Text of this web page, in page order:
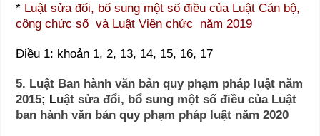
* Luật sửa đổi, bổ sung một số điều của Luật Cán bộ,
công chức số và Luật Viên chức
năm 2019
Điều 1: khoản 1, 2, 13, 14, 15, 16, 17
5. Luật Ban hành văn bản quy phạm pháp luật năm
2015; Luật sửa đổi, bổ sung một số điều của Luật
ban hành văn bản quy phạm pháp luật năm 2020